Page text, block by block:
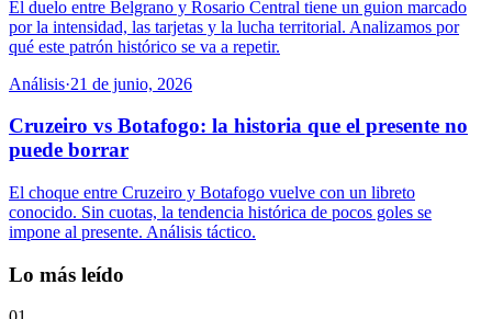
El duelo entre Belgrano y Rosario Central tiene un guion marcado
por la intensidad, las tarjetas y la lucha territorial. Analizamos por
qué este patrón histórico se va a repetir.
Análisis·21 de junio, 2026
Cruzeiro vs Botafogo: la historia que el presente no
puede borrar
El choque entre Cruzeiro y Botafogo vuelve con un libreto
conocido. Sin cuotas, la tendencia histórica de pocos goles se
impone al presente. Análisis táctico.
Lo más leído